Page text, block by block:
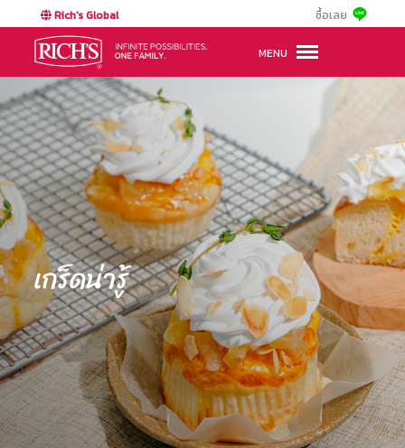
Rich's Global ซื้อเลย
MENU
เกร็ดน่ารู้